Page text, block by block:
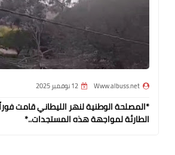
Www.albuss.net 12 نوفمبر 2025
*المصلحة الوطنية لنهر الليطاني قامت
الطارئة لمواجهة هذه المستجدات..*